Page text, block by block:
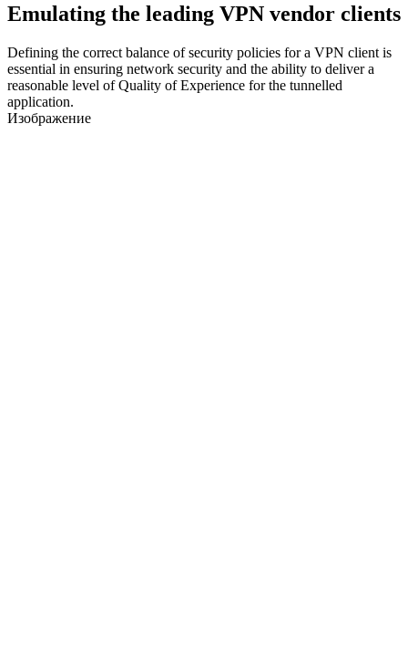
Emulating the leading VPN vendor clients
Defining the correct balance of security policies for a VPN client is
essential in ensuring network security and the ability to deliver a
reasonable level of Quality of Experience for the tunnelled
application.
Изображение